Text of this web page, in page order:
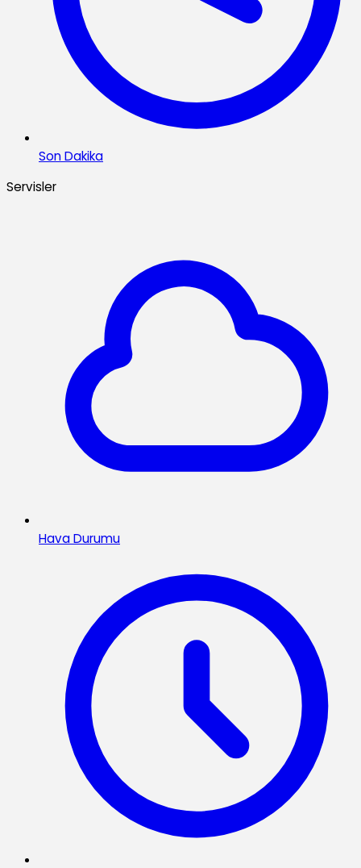
Son Dakika
Servisler
Hava Durumu